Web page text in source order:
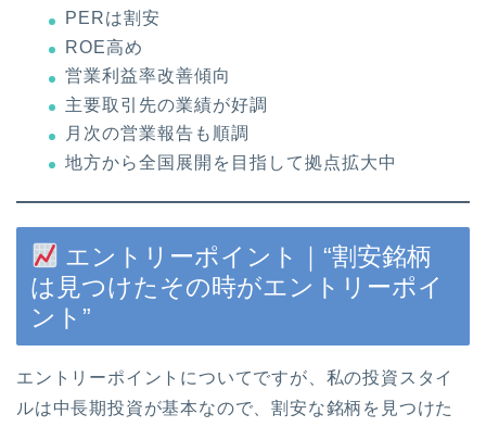
PERは割安
ROE高め
営業利益率改善傾向
主要取引先の業績が好調
月次の営業報告も順調
地方から全国展開を目指して拠点拡大中
エントリーポイント｜“割安銘柄
は見つけたその時がエントリーポイ
ント”
エントリーポイントについてですが、私の投資スタイ
ルは中長期投資が基本なので、割安な銘柄を見つけた